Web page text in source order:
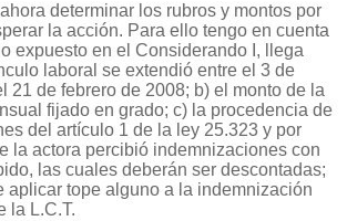
determinar los rubros y montos por
la acción. Para ello tengo en cuenta
expuesto en el Considerando I, llega
laboral se extendió entre el 3 de
21 de febrero de 2008; b) el monto de la
fijado en grado; c) la procedencia de
del artículo 1 de la ley 25.323 y por
la actora percibió indemnizaciones con
las cuales deberán ser descontadas;
aplicar tope alguno a la indemnización
la L.C.T.